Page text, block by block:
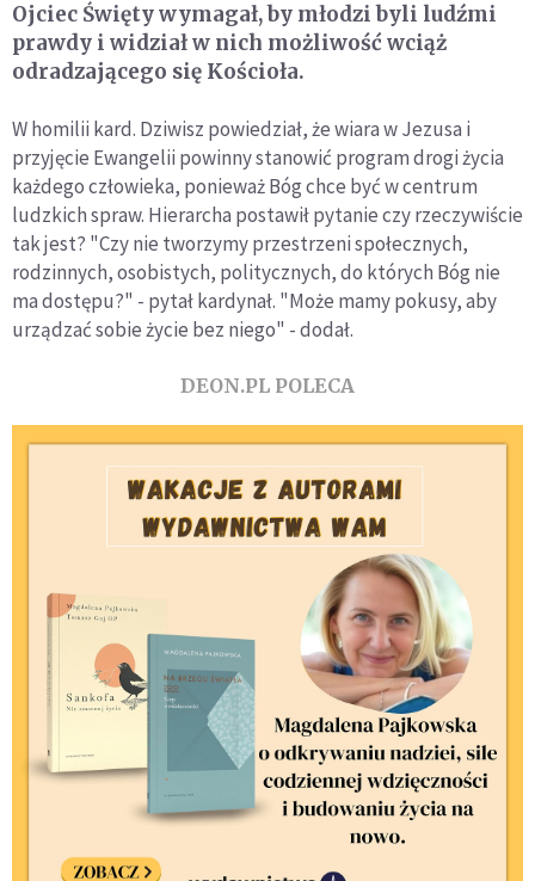
Ojciec Święty wymagał, by młodzi byli ludźmi
prawdy i widział w nich możliwość wciąż
odradzającego się Kościoła.
W homilii kard. Dziwisz powiedział, że wiara w Jezusa i
przyjęcie Ewangelii powinny stanowić program drogi życia
każdego człowieka, ponieważ Bóg chce być w centrum
ludzkich spraw. Hierarcha postawił pytanie czy rzeczywiście
tak jest? "Czy nie tworzymy przestrzeni społecznych,
rodzinnych, osobistych, politycznych, do których Bóg nie
ma dostępu?" - pytał kardynał. "Może mamy pokusy, aby
urządzać sobie życie bez niego" - dodał.
DEON.PL POLECA